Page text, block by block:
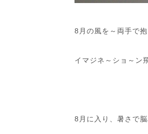
8月の風を～両手で
イマジネ～ショ～ン
8月に入り、暑さで